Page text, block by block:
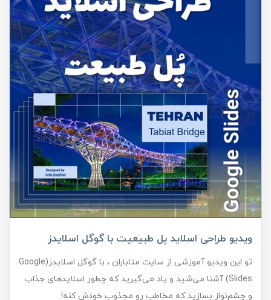
ویدیو طراحی اسلاید پل طبیعیت با گوگل اسلایدز
تو این ویدیو آموزشی از سایت متاباران ، با گوگل اسلایدز(Google
Slides) آشنا می‌شید و یاد می‌گیرید که چطور اسلایدهای جذاب
و چشم‌نواز بسازید که مخاطب رو مجذوب خودش کنه!